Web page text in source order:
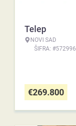
Telep
NOVI SAD
ŠIFRA: #572996
€269.800